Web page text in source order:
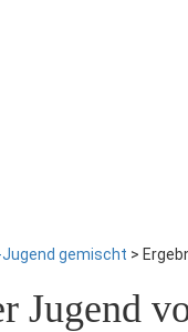
Jugend gemischt >
Jugend